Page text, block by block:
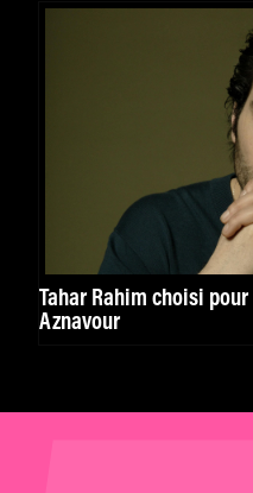
Tahar Rahim choisi
Aznavour